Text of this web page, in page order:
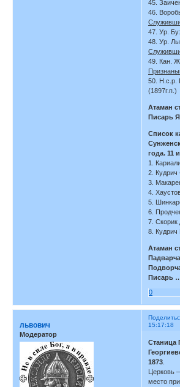
45.
46.
47. Ур.
48. Ур.
49. Кан.
50. Н.с.р.
(1897г.п.)
Атаман
Писарь
Список
года. 11
1.
2. Кудрич
3.
4.
5.
6.
7. Скорик
8.
Атаман
Писарь
0
15:17:18
львович
Модератор
Станица
1873.
Церковь
место